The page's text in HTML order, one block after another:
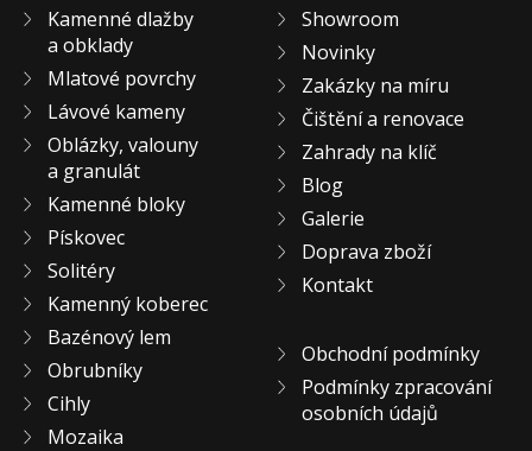
Kamenné dlažby
a obklady
Mlatové povrchy
Lávové kameny
Oblázky, valouny
a granulát
Kamenné bloky
Pískovec
Solitéry
Kamenný koberec
Bazénový lem
Obrubníky
Cihly
Mozaika
Showroom
Novinky
Zakázky na míru
Čištění a renovace
Zahrady na klíč
Blog
Galerie
Doprava zboží
Kontakt
Obchodní podmínky
Podmínky zpracování
osobních údajů